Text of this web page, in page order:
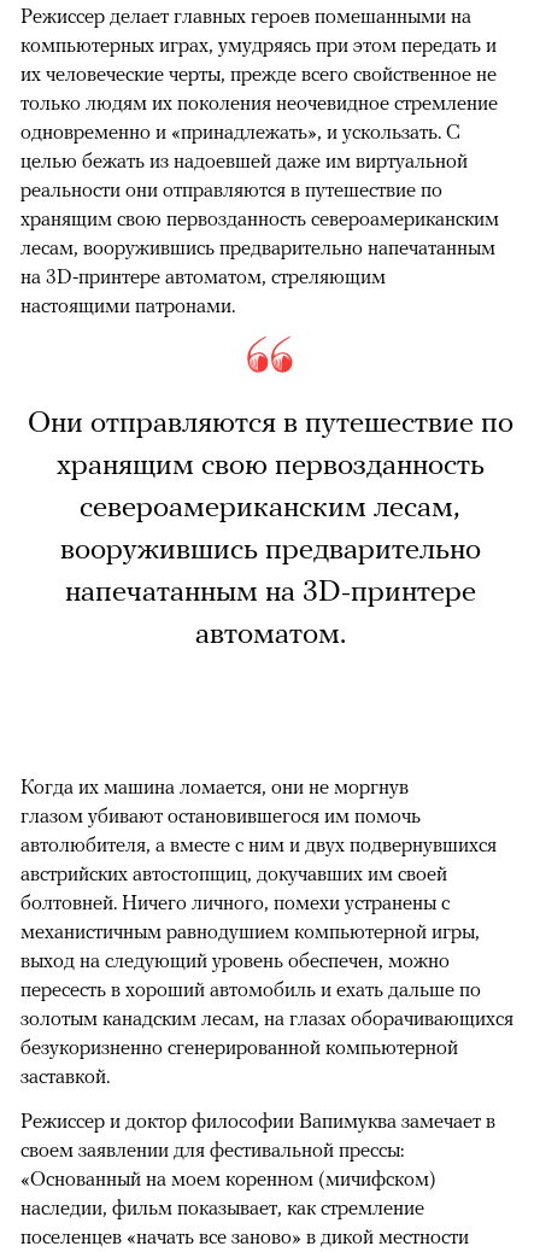
Режиссер делает главных героев помешанными на
компьютерных играх, умудряясь при этом передать и
их человеческие черты, прежде всего свойственное не
только людям их поколения неочевидное стремление
одновременно и «принадлежать», и ускользать. С
целью бежать из надоевшей даже им виртуальной
реальности они отправляются в путешествие по
хранящим свою первозданность североамериканским
лесам, вооружившись предварительно напечатанным
на 3D-принтере автоматом, стреляющим
настоящими патронами.
Они отправляются в путешествие по
хранящим свою первозданность
североамериканским лесам,
вооружившись предварительно
напечатанным на 3D-принтере
автоматом.
Когда их машина ломается, они не моргнув
глазом убивают остановившегося им помочь
автолюбителя, а вместе с ним и двух подвернувшихся
австрийских автостопщиц, докучавших им своей
болтовней. Ничего личного, помехи устранены с
механистичным равнодушием компьютерной игры,
выход на следующий уровень обеспечен, можно
пересесть в хороший автомобиль и ехать дальше по
золотым канадским лесам, на глазах оборачивающихся
безукоризненно сгенерированной компьютерной
заставкой.
Режиссер и доктор философии Вапимуква замечает в
своем заявлении для фестивальной прессы:
«Основанный на моем коренном (мичифском)
наследии, фильм показывает, как стремление
поселенцев «начать все заново» в дикой местности